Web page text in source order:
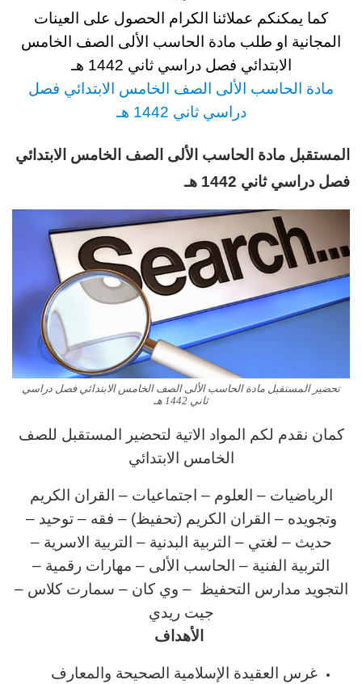
كما يمكنكم عملائنا الكرام الحصول على العينات
المجانية او طلب مادة
الحاسب الألى
الصف الخامس
الابتدائي فصل دراسي ثاني 1442 هـ
مادة
الحاسب الألى الصف الخامس الابتدائي فصل
دراسي ثاني 1442 هـ
المستقبل مادة الحاسب الألى الصف الخامس الابتدائي
فصل دراسي ثاني 1442 هـ
تحضير المستقبل مادة الحاسب الألى الصف الخامس الابتدائي فصل دراسي
ثاني 1442 هـ
كمان نقدم لكم المواد الاتية لتحضير المستقبل للصف
الخامس الابتدائي
الرياضيات – العلوم – اجتماعيات – القران الكريم
وتجويده – القران الكريم (تحفيظ) – فقه – توحيد –
حديث – لغتي– التربية البدنية– التربية الاسرية–
التربية الفنية – الحاسب الألى – مهارات رقمية –
التجويد مدارس التحفيظ – وي كان – سمارت كلاس –
جيت ريدي
الأهداف
غرس العقيدة الإسلامية الصحيحة والمعارف